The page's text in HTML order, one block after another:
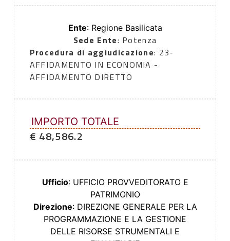
Ente: Regione Basilicata
Sede Ente: Potenza
Procedura di aggiudicazione: 23-
AFFIDAMENTO IN ECONOMIA -
AFFIDAMENTO DIRETTO
IMPORTO TOTALE
€ 48,586.2
Ufficio: UFFICIO PROVVEDITORATO E
PATRIMONIO
Direzione: DIREZIONE GENERALE PER LA
PROGRAMMAZIONE E LA GESTIONE
DELLE RISORSE STRUMENTALI E